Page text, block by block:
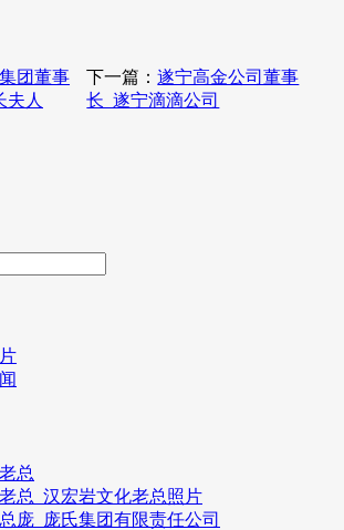
团董事
夫人
下一篇：遂宁高金公司董事
长_遂宁滴滴公司
总
总_汉宏岩文化老总照片
庞_庞氏集团有限责任公司